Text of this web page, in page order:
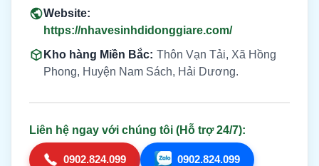
Website:
https://nhavesinhdidonggiare.com/
Kho hàng Miền Bắc: Thôn Vạn Tải, Xã Hồng
Phong, Huyện Nam Sách, Hải Dương.
Liên hệ ngay với chúng tôi (Hỗ trợ 24/7):
0902.824.099 0902.824.099